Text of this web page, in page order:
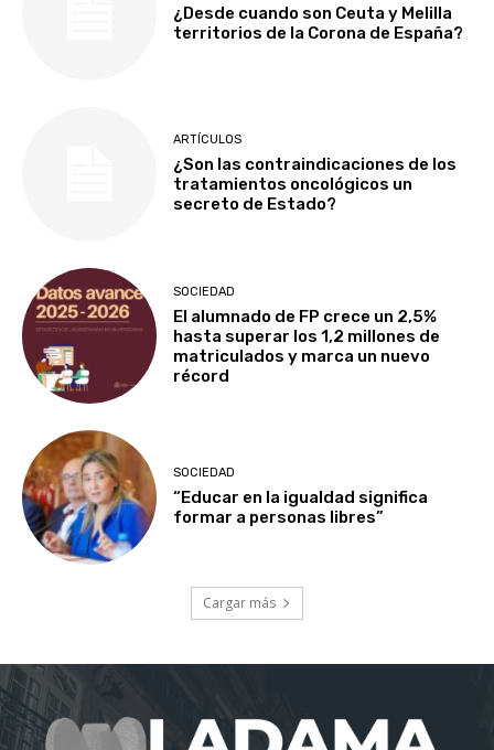
¿Desde cuando son Ceuta y Melilla
territorios de la Corona de España?
ARTÍCULOS
¿Son las contraindicaciones de los
tratamientos oncológicos un
secreto de Estado?
SOCIEDAD
El alumnado de FP crece un 2,5%
hasta superar los 1,2 millones de
matriculados y marca un nuevo
récord
SOCIEDAD
“Educar en la igualdad significa
formar a personas libres”
Cargar más